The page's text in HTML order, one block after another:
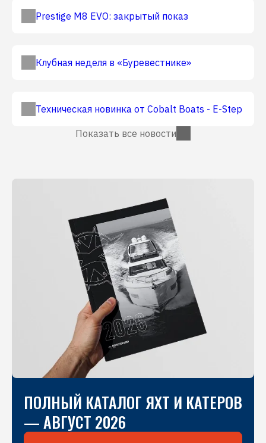
Prestige M8 EVO: закрытый показ
Клубная неделя в «Буревестнике»
Техническая новинка от Cobalt Boats - E-Step
Показать все новости
ПОЛНЫЙ КАТАЛОГ ЯХТ И КАТЕРОВ
— АВГУСТ 2026